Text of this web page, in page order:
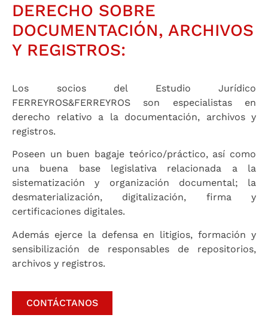
DERECHO SOBRE
DOCUMENTACIÓN, ARCHIVOS
Y REGISTROS:
Los socios del Estudio Jurídico
FERREYROS&FERREYROS son especialistas en
derecho relativo a la documentación, archivos y
registros.
Poseen un buen bagaje teórico/práctico, así como
una buena base legislativa relacionada a la
sistematización y organización documental; la
desmaterialización, digitalización, firma y
certificaciones digitales.
Además ejerce la defensa en litigios, formación y
sensibilización de responsables de repositorios,
archivos y registros.
CONTÁCTANOS